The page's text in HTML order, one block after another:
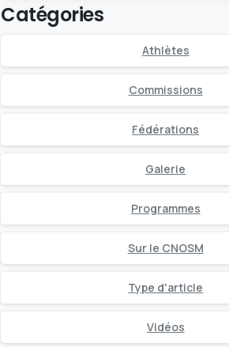
Catégories
Athlètes
Commissions
Fédérations
Galerie
Programmes
Sur le CNOSM
Type d'article
Vidéos